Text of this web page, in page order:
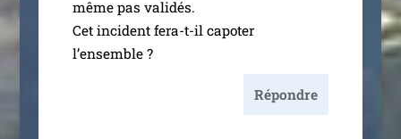
même pas vali­dés.
Cet inci­dent fera-t-il capo­ter
l’ensemble ?
Répondre